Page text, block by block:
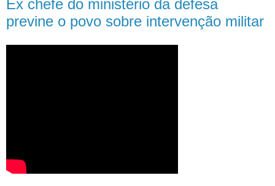
Ex chefe do ministério da defesa
previne o povo sobre intervenção militar